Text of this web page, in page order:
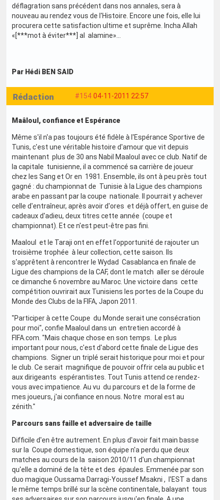
déflagration sans précédent dans nos annales, sera à
nouveau au rendez vous de l'Histoire. Encore une fois, elle lui
procurera cette satisfaction ultime et suprême. Incha Allah
«[***mot à éviter***] al alamine»...
Par Hédi BEN SAID
#154 04-11-2011 22:57
Rédaction
Maâloul, confiance et Espérance
Même s'il n'a pas toujours été fidèle à l'Espérance Sportive de
Tunis, c'est une véritable histoire d'amour que vit depuis
maintenant plus de 30 ans Nabil Maaloul avec ce club. Natif de
la capitale tunisienne, il a commencé sa carrière de joueur
chez les Sang et Or en 1981. Ensemble, ils ont à peu près tout
gagné : du championnat de Tunisie à la Ligue des champions
arabe en passant par la coupe nationale. Il pourrait y achever
celle d'entraîneur, après avoir d'ores et déjà offert, en guise de
cadeaux d'adieu, deux titres cette année (coupe et
championnat). Et ce n'est peut-être pas fini.
Maaloul et le Taraji ont en effet l'opportunité de rajouter un
troisième trophée à leur collection, cette saison. Ils
s'apprêtent à rencontrer le Wydad Casablanca en finale de
Ligue des champions de la CAF, dont le match aller se déroule
ce dimanche 6 novembre au Maroc. Une victoire dans cette
compétition ouvrirait aux Tunisiens les portes de la Coupe du
Monde des Clubs de la FIFA, Japon 2011.
"Participer à cette Coupe du Monde serait une consécration
pour moi", confie Maaloul dans un entretien accordé à
FIFA.com. "Mais chaque chose en son temps. Le plus
important pour nous, c'est d'abord cette finale de Ligue des
champions. Signer un triplé serait historique pour moi et pour
le club. Ce serait magnifique de pouvoir offrir cela au public et
aux dirigeants espérantistes. Tout Tunis attend ce rendez-
vous avec impatience. Au vu du parcours et de la forme de
mes joueurs, j'ai confiance en nous. Notre moral est au
zénith."
Parcours sans faille et adversaire de taille
Difficile d'en être autrement. En plus d'avoir fait main basse
sur la Coupe domestique, son équipe n'a perdu que deux
matches au cours de la saison 2010/11 d'un championnat
qu'elle a dominé de la tête et des épaules. Emmenée par son
duo magique Oussama Darragi-Youssef Msakni , l'EST a dans
le même temps brillé sur la scène continentale, balayant tous